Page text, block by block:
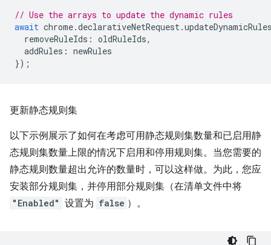
// Use the arrays to update the dynamic rules
await chrome.declarativeNetRequest.
removeRuleIds : oldRuleIds,
addRules : newRules
});
更新静态规则集
以下示例展示了如何在考虑可用静态规则集数量和已启用静
态规则集数量上限的情况下启用和停用规则集。当您需要的
静态规则数量超出允许的数量时，可以这样做。为此，您应
安装部分规则集，并停用部分规则集（在清单文件中将
"Enabled" 设置为 false ）。